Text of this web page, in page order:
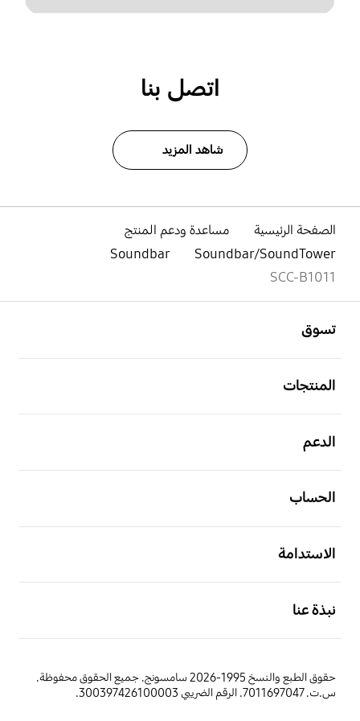
اتصل بنا
شاهد المزيد
الصفحة الرئيسية
مساعدة ودعم المنتج
Soundbar/SoundTower
Soundbar
SCC-B1011
تسوق
المنتجات
الدعم
الحساب
الاستدامة
نبذة عنا
حقوق الطبع والنسخ 1995-2026 سامسونج. جميع الحقوق محفوظة.
س.ت. 7011697047. الرقم الضريبي 300397426100003.